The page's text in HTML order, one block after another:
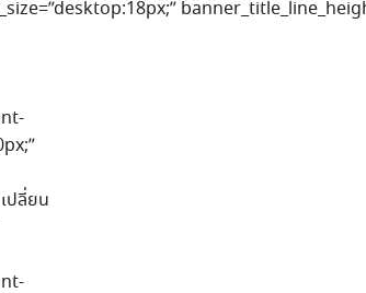
ปลี่ยน